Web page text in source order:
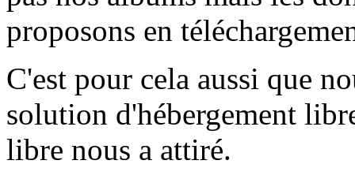
proposons en
C'est pour cela aussi que
solution d'hébergement
libre nous a attiré.